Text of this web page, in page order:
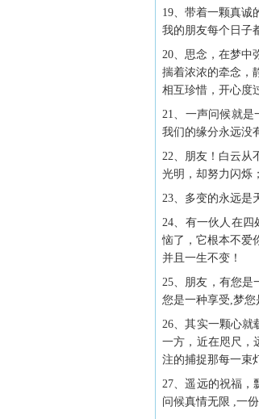
19、带着一颗真诚
我的朋友每个日子
20、思念，在梦中
揣着浓浓的牵念，
相互珍惜，开心度
21、一声问候就
我们的缘分永远没
22、朋友！白云从
光明，却努力闪烁
23、多变的永远是
24、有一伙人在
恼了，它根本不爱
并且一生不变！
25、朋友，有您是
您是一种享受,梦您
26、其实一颗心就
一方，近在咫尺，
注的捕捉那每一束
27、遥远的祝福，
问候真情无限 ,一